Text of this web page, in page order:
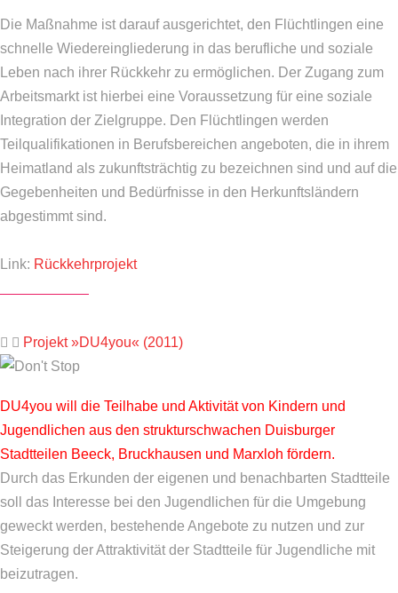
Die Maßnahme ist darauf ausgerichtet, den Flüchtlingen eine
schnelle Wiedereingliederung in das berufliche und soziale
Leben nach ihrer Rückkehr zu ermöglichen. Der Zugang zum
Arbeitsmarkt ist hierbei eine Voraussetzung für eine soziale
Integration der Zielgruppe. Den Flüchtlingen werden
Teilqualifikationen in Berufsbereichen angeboten, die in ihrem
Heimatland als zukunftsträchtig zu bezeichnen sind und auf die
Gegebenheiten und Bedürfnisse in den Herkunftsländern
abgestimmt sind.
Link: Rückkehrprojekt
Projekt »DU4you« (2011)
DU4you will die Teilhabe und Aktivität von Kindern und
Jugendlichen aus den strukturschwachen Duisburger
Stadtteilen Beeck, Bruckhausen und Marxloh fördern.
Durch das Erkunden der eigenen und benachbarten Stadtteile
soll das Interesse bei den Jugendlichen für die Umgebung
geweckt werden, bestehende Angebote zu nutzen und zur
Steigerung der Attraktivität der Stadtteile für Jugendliche mit
beizutragen.